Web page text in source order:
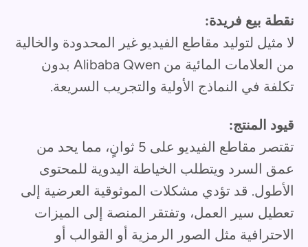
نقطة بيع فريدة:
لا مثيل لتوليد مقاطع الفيديو غير المحدودة والخالية
من العلامات المائية من Alibaba Qwen بدون
تكلفة في النماذج الأولية والتجريب السريعة.
قيود المنتج:
تقتصر مقاطع الفيديو على 5 ثوانٍ، مما يحد من
عمق السرد ويتطلب الخياطة اليدوية للمحتوى
الأطول. قد تؤدي مشكلات الموثوقية العرضية إلى
تعطيل سير العمل، وتفتقر المنصة إلى الميزات
الاحترافية مثل الصور الرمزية أو القوالب أو